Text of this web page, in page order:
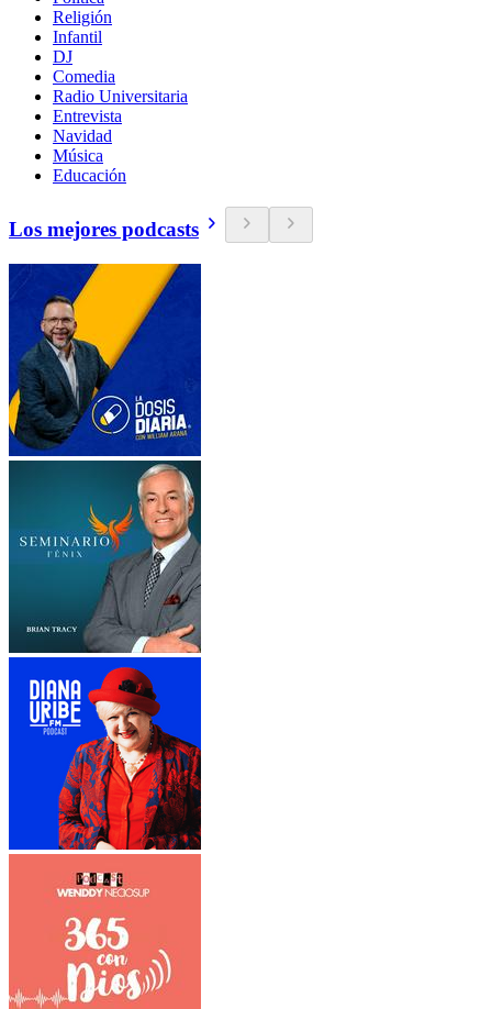
Religión
Infantil
DJ
Comedia
Radio Universitaria
Entrevista
Navidad
Música
Educación
Los mejores podcasts